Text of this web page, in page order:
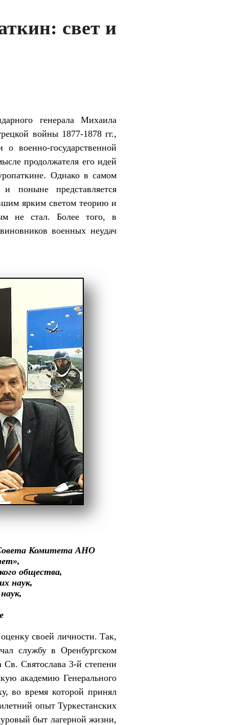
свет и
генерала Михаила
войны 1877-1878 гг.,
военно-государственной
продолжателя его идей
Однако в самом
поныне представляется
ярким светом теорию и
не стал. Более того, в
военных неудач
Комитета АНО
общества,
наук,
своей личности. Так,
службу в Оренбургском
Св. Святослава 3-й степени
академию Генерального
во время которой принял
опыт Туркестанских
быт лагерной жизни,